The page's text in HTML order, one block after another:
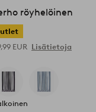
röyhelöinen
EUR Lisätietoja